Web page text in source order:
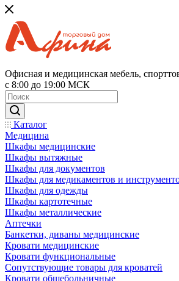
Офисная и медицинская мебель,
с 8:00 до 19:00 МСК
Каталог
Медицина
Шкафы медицинские
Шкафы вытяжные
Шкафы для документов
Шкафы для медикаментов и
Шкафы для одежды
Шкафы картотечные
Шкафы металлические
Аптечки
Банкетки, диваны медицинские
Кровати медицинские
Кровати функциональные
Сопутствующие товары для кроватей
Кровати общебольничные